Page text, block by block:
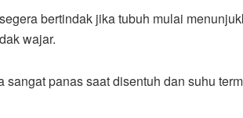
bertindak jika tubuh mulai
wajar.
sangat panas saat disentuh dan suhu